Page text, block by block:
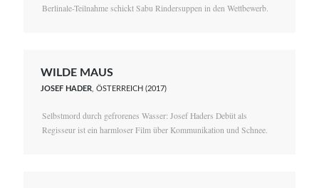
Berlinale-Teilnahme schickt Sabu Rindersuppen in den Wettbewerb.
WILDE MAUS
JOSEF HADER , ÖSTERREICH (2017)
Selbstmord durch gefrorenes Wasser: Josef Haders Debüt als
Regisseur ist ein harmloser Film über Kommunikation und Schnee.